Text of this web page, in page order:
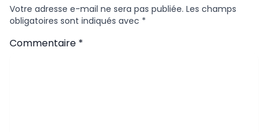
Votre adresse e-mail ne sera pas publiée. Les champs
obligatoires sont indiqués avec *
Commentaire *